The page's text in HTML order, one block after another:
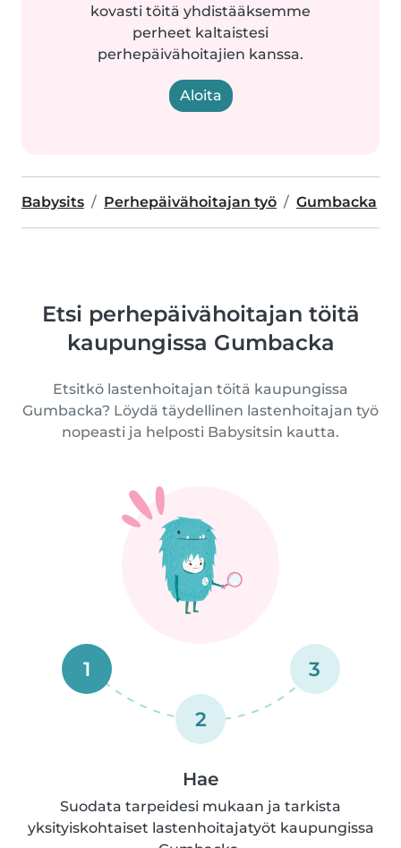
kovasti töitä yhdistääksemme
perheet kaltaistesi
perhepäivähoitajien kanssa.
Aloita
Babysits Perhepäivähoitajan työ Gumbacka
Etsi perhepäivähoitajan töitä
kaupungissa Gumbacka
Etsitkö lastenhoitajan töitä kaupungissa
Gumbacka? Löydä täydellinen lastenhoitajan työ
nopeasti ja helposti Babysitsin kautta.
1
2
3
Hae
Suodata tarpeidesi mukaan ja tarkista
yksityiskohtaiset lastenhoitajatyöt kaupungissa